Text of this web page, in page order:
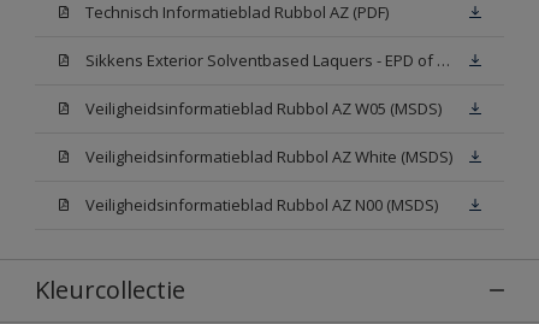
Technisch Informatieblad Rubbol AZ (PDF)
Sikkens Exterior Solventbased Laquers - EPD of Milieuproductverklaring
Veiligheidsinformatieblad Rubbol AZ W05 (MSDS)
Veiligheidsinformatieblad Rubbol AZ White (MSDS)
Veiligheidsinformatieblad Rubbol AZ N00 (MSDS)
Kleurcollectie